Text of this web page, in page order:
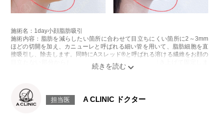
施術名：1day小顔脂肪吸引
施術内容：脂肪を減らしたい箇所に合わせて目立ちにくい箇所に2～3mm
ほどの切開を加え、カニューレと呼ばれる細い管を用いて、脂肪細胞を直
接吸引し、除去します。同時にAスレッド®と呼ばれる溶ける繊維をお顔の
目立たない部分から皮下へ挿入し、皮膚を内側から引き上げて固定しま
感などが術後一時的に生じることがございます。また、稀に貧血、細菌感
染症、左右差、施術箇所の知覚鈍麻、ぼこつき、硬結、瘢痕化、色素沈
担当医 A CLINIC ドクター